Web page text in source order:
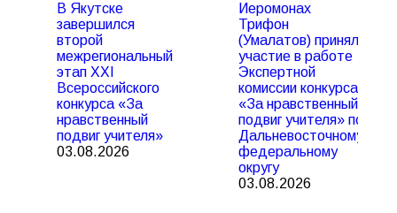
В Якутске
завершился
второй
межрегиональный
этап XXI
Всероссийского
конкурса «За
нравственный
подвиг учителя»
03.08.2026
Иеромонах
Трифон
(Умалатов) принял
участие в работе
Экспертной
комиссии конкурса
«За нравственный
подвиг учителя» по
Дальневосточному
федеральному
округу
03.08.2026